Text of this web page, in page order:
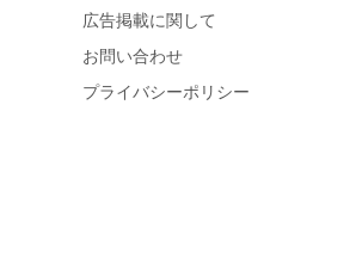
広告掲載に関して
お問い合わせ
プライバシーポリシー